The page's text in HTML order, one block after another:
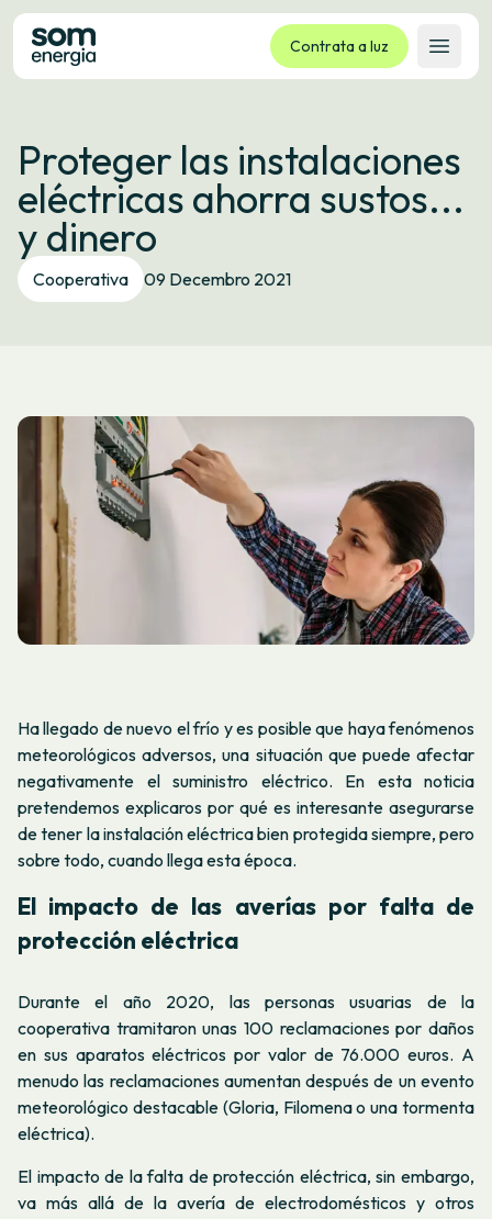
Contrata a luz
Abrir
Tarifas
Servizos
Empresas
La cooperativa
Contacto
Proteger las instalaciones
eléctricas ahorra sustos...
y dinero
Cooperativa 09 Decembro 2021
Ha llegado de nuevo el frío y es posible que haya fenómenos
meteorológicos adversos, una situación que puede afectar
negativamente el suministro eléctrico. En esta noticia
pretendemos explicaros por qué es interesante asegurarse
de tener la instalación eléctrica bien protegida siempre, pero
sobre todo, cuando llega esta época.
El impacto de las averías por falta de
protección eléctrica
Durante el año 2020, las personas usuarias de la
cooperativa tramitaron unas 100 reclamaciones por daños
en sus aparatos eléctricos por valor de 76.000 euros. A
menudo las reclamaciones aumentan después de un evento
meteorológico destacable (Gloria, Filomena o una tormenta
eléctrica).
El impacto de la falta de protección eléctrica, sin embargo,
va más allá de la avería de electrodomésticos y otros